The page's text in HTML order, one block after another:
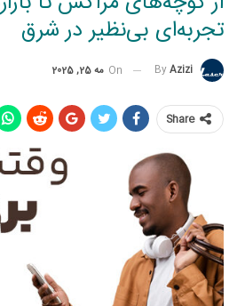
تجربه‌ای بی‌نظیر در شرق
ByAzizi
On مه 25, 2025
Share